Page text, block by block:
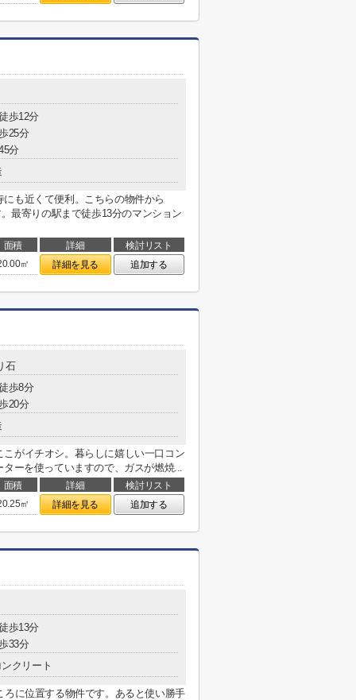
歩12分
25分
分
も近くて便利。こちらの物件から
最寄りの駅まで徒歩13分のマンション
面積 詳細
検討リスト
㎡
詳細を見る 追加する
石
歩8分
20分
がイチオシ。暮らしに嬉しい一口コン
ーを使っていますので、ガスが燃焼...
面積 詳細
検討リスト
㎡
詳細を見る 追加する
歩13分
33分
クリート
に位置する物件です。あると使い勝手